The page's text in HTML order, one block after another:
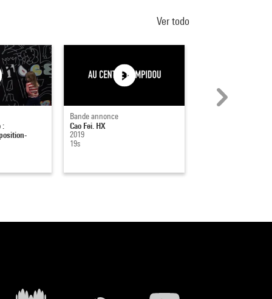
Ver todo
:
Bande annonce
Cao Fei. HX
2019
19s